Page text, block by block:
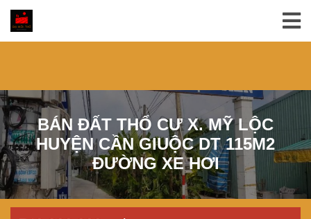
BÁN ĐẤT THỔ CƯ X. MỸ LỘC
HUYỆN CẦN GIUỘC DT 115M2
ĐƯỜNG XE HƠI